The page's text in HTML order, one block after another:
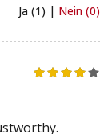
Ja (1) | Nein (0)